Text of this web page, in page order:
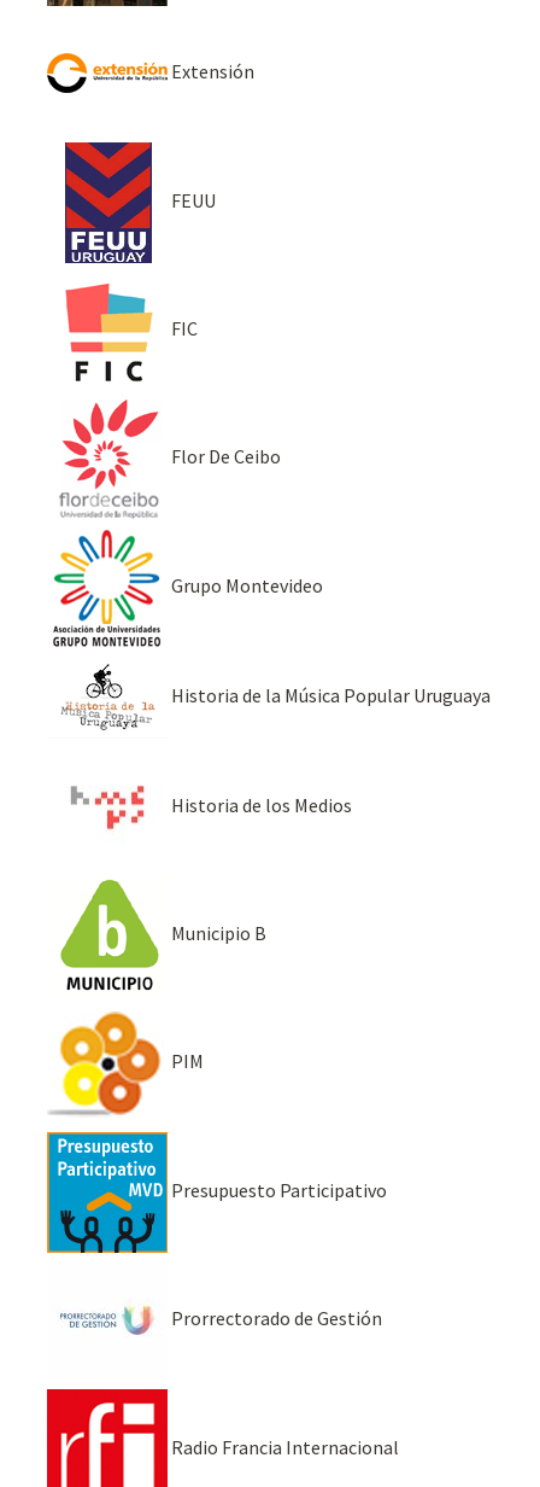
Extensión
FEUU
FIC
Flor De Ceibo
Grupo Montevideo
Historia de la Música Popular Uruguaya
Historia de los Medios
Municipio B
PIM
Presupuesto Participativo
Prorrectorado de Gestión
Radio Francia Internacional